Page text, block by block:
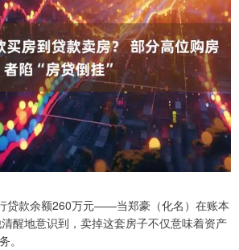
贷款余额260万元——当郑豪（化名）在账本
醒地意识到，卖掉这套房子不仅意味着资产
。